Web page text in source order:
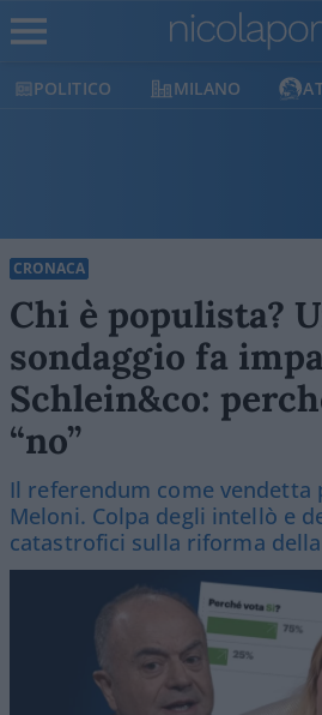
MILANO
CRONACA
Chi è populista?
sondaggio fa
Schlein&co:
“no”
Il referendum come
Meloni. Colpa degli intellò e
catastrofici sulla riforma